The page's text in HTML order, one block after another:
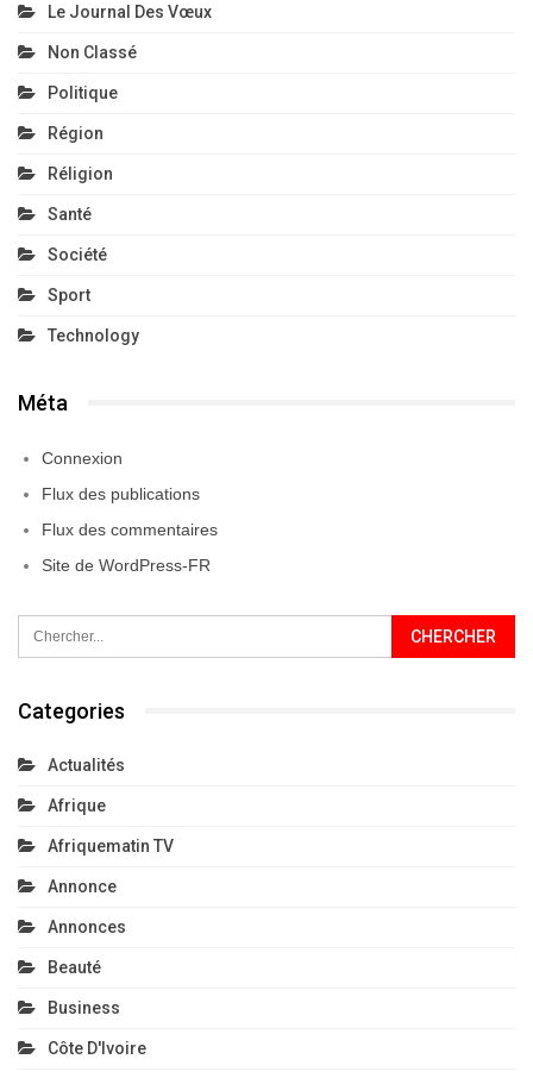
Le Journal Des Vœux
Non Classé
Politique
Région
Réligion
Santé
Société
Sport
Technology
Méta
Connexion
Flux des publications
Flux des commentaires
Site de WordPress-FR
Categories
Actualités
Afrique
Afriquematin TV
Annonce
Annonces
Beauté
Business
Côte D'Ivoire